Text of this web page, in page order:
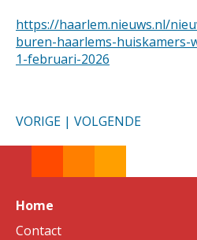
https://haarlem.nieuws.nl/
buren-haarlems-huiskamers-
1-februari-2026
VORIGE | VOLGENDE
Home
Contact